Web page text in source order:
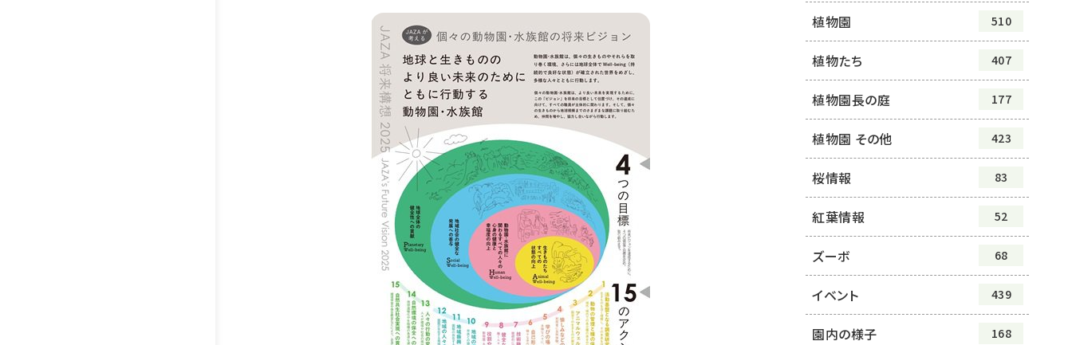
植物園 510
植物たち 407
植物園長の庭 177
植物園 その他 423
桜情報 83
紅葉情報 52
ズーボ 68
イベント 439
園内の様子 168